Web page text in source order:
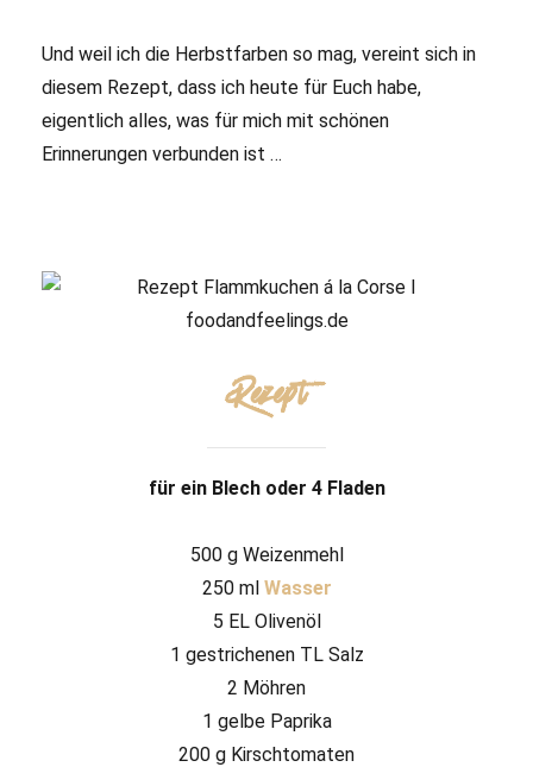
Und weil ich die Herbstfarben so mag, vereint sich in
diesem Rezept, dass ich heute für Euch habe,
eigentlich alles, was für mich mit schönen
Erinnerungen verbunden ist …
Rezept
für ein Blech oder 4 Fladen
500 g Weizenmehl
250 ml Wasser
5 EL Olivenöl
1 gestrichenen TL Salz
2 Möhren
1 gelbe Paprika
200 g Kirschtomaten